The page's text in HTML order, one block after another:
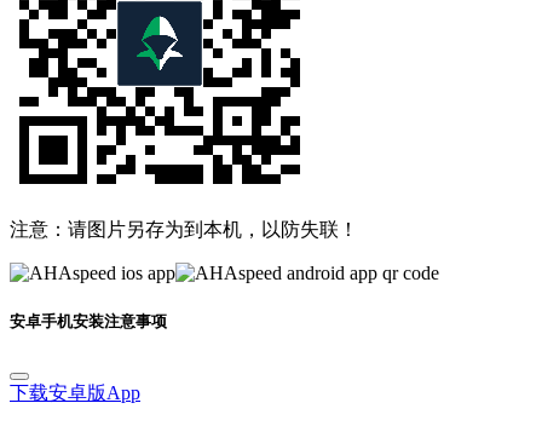
注意：请图片另存为到本机，以防失联！
安卓手机安装注意事项
下载安卓版App